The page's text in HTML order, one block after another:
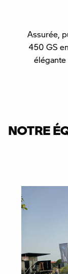
Assurée,
450 GS
NOTRE